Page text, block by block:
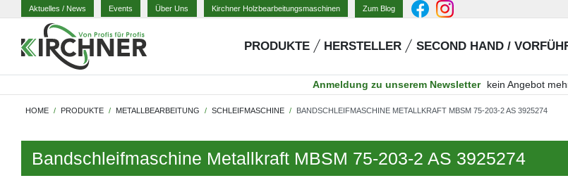
Aktuelles / News Events Über Uns Kirchner Holzbearbeitungsmaschinen Zum Blog
PRODUKTE HERSTELLER SECOND HAND /
Anmeldung zu unserem Newsletter kein Angebot
HOME PRODUKTE METALLBEARBEITUNG SCHLEIFMASCHINE BANDSCHLEIFMASCHINE METALLKRAFT MBSM 75-203-2 AS 3925274
Bandschleifmaschine Metallkraft MBSM 75-203-2 AS 3925274